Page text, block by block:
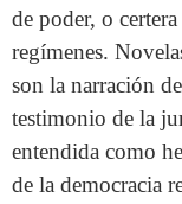
de poder, o
regímenes.
son la narración
testimonio de la
entendida como
de la democracia